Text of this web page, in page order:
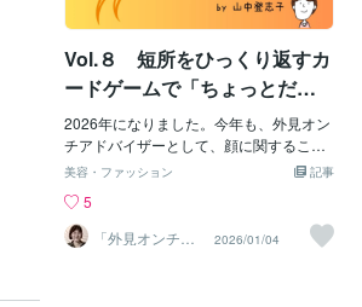
Vol.８ 短所をひっくり返すカ
ードゲームで「ちょっとだけ
外見が好きになる」話
2026年になりました。今年も、外見オン
チアドバイザーとして、顔に関すること
を綴っていきます。外見に自信がない人
くカウントしてしまいがちです。でもこ
れ、ほんとうはもったいない。 今日は、
そんな自己肯定感をそっと押し上げてく
記事
美容・ファッション
5
「外見オンチ」
アドバイザー 山
2026/01/04